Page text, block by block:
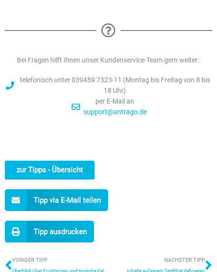
Bei Fragen hilft Ihnen unser Kundenservice-Team gern weiter:
telefonisch unter 039459 7323-11 (Montag bis Freitag von 8 bis
18 Uhr)
per E-Mail an
support@antrago.de
zur Tipps - Übersicht
Tipp via E-Mail teilen
Tipp ausdrucken
Zurück
VORIGER TIPP NÄCHSTER TIPP